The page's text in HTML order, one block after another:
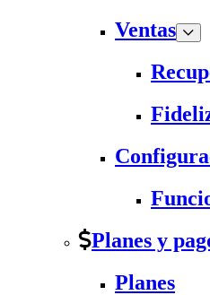
Ventas
Planes y
Planes